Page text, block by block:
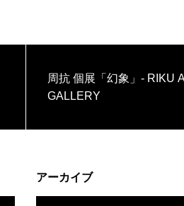
周抗 個展「幻象」- RIKU
GALLERY
アーカイブ